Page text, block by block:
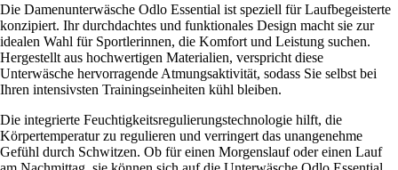
Die Damenunterwäsche Odlo Essential ist speziell für Laufbegeisterte
konzipiert. Ihr durchdachtes und funktionales Design macht sie zur
idealen Wahl für Sportlerinnen, die Komfort und Leistung suchen.
Hergestellt aus hochwertigen Materialien, verspricht diese
Unterwäsche hervorragende Atmungsaktivität, sodass Sie selbst bei
Ihren intensivsten Trainingseinheiten kühl bleiben.
Die integrierte Feuchtigkeitsregulierungstechnologie hilft, die
Körpertemperatur zu regulieren und verringert das unangenehme
Gefühl durch Schwitzen. Ob für einen Morgenslauf oder einen Lauf